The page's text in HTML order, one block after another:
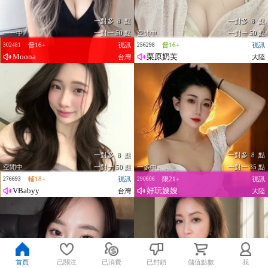
一一中
一對多 8 點
一對一 50 點
普16+
視訊
302481
Moona 台灣
空閒中
一對多 8 點
一對一 50 點
普16+
視訊
256298
栗原奶芙 大陸
空閒中
一對多 8 點
一對一 50 點
輔18+
視訊
276693
VBabyy 台灣
一多中
一對多 8 點
一對一 35 點
限21+
視訊
290606
好玩嫂嫂 大陸
首頁 已關注 已消費 已封鎖 儲值點數 我